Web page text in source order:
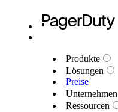
Produkte
Lösungen
Preise
Unternehmen
Ressourcen